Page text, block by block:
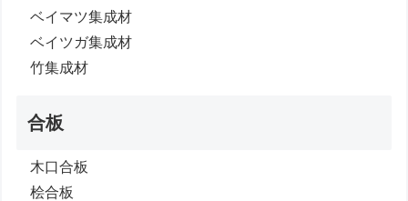
ベイマツ集成材
ベイツガ集成材
竹集成材
合板
木口合板
桧合板